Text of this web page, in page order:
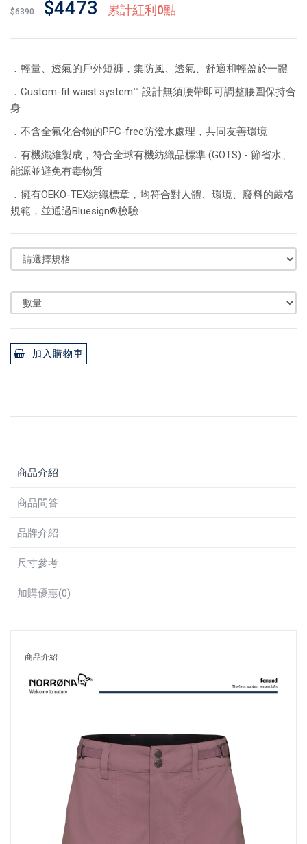
$6390 $4473 累計紅利0點
．輕量、透氣的戶外短褲，集防風、透氣、舒適和輕盈於一體
．Custom-fit waist system™ 設計無須腰帶即可調整腰圍保持合
身
．不含全氟化合物的PFC-free防潑水處理，共同友善環境
．有機纖維製成，符合全球有機紡織品標準 (GOTS) - 節省水、
能源並避免有毒物質
．擁有OEKO-TEX紡織標章，均符合對人體、環境、廢料的嚴格
規範，並通過Bluesign®檢驗
加入購物車
商品介紹
商品問答
品牌介紹
尺寸參考
加購優惠(0)
商品介紹